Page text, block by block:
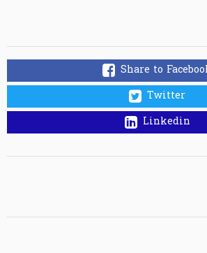
Share to
Twitter
Linkedin